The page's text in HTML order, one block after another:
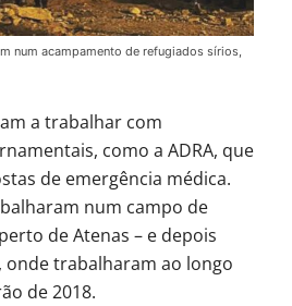
num acampamento de refugiados sírios,
a trabalhar com
como a ADRA, que
de emergência médica.
num campo de
de Atenas – e depois
trabalharam ao longo
de 2018.